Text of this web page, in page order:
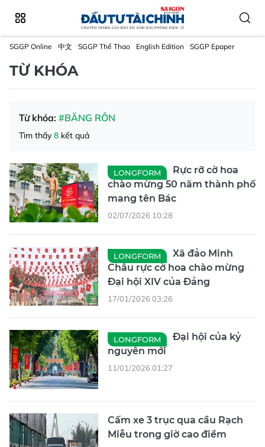
SGGP Online 中文 SGGP Thể Thao English Edition SGGP Epaper
TỪ KHÓA
Từ khóa: #BĂNG RÔN
Tìm thấy 8 kết quả
LONGFORM
Rực rỡ cờ hoa
chào mừng 50 năm thành phố
mang tên Bác
02/07/2026 10:28
LONGFORM
Xã đảo Minh
Châu rực cờ hoa chào mừng
Đại hội XIV của Đảng
17/01/2026 03:26
LONGFORM
Đại hội của kỷ
nguyên mới
11/01/2026 01:27
Cấm xe 3 trục qua cầu Rạch
Miễu trong giờ cao điểm